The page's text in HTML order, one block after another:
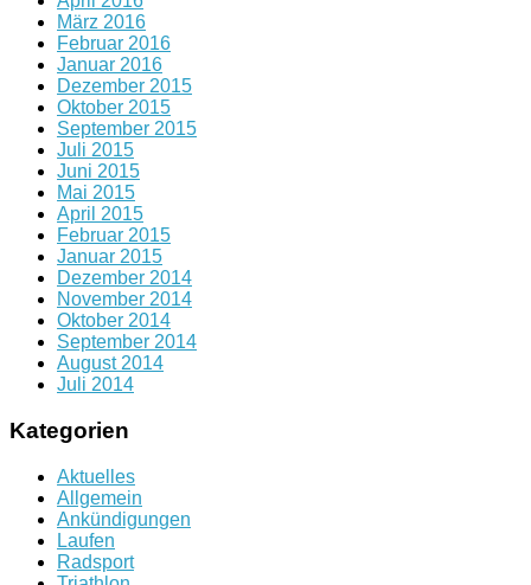
März 2016
Februar 2016
Januar 2016
Dezember 2015
Oktober 2015
September 2015
Juli 2015
Juni 2015
Mai 2015
April 2015
Februar 2015
Januar 2015
Dezember 2014
November 2014
Oktober 2014
September 2014
August 2014
Juli 2014
Kategorien
Aktuelles
Allgemein
Ankündigungen
Laufen
Radsport